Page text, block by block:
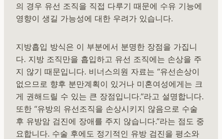
의 경우 유선 조직을 직접 다루기 때문에 수유 기능에
영향이 생길 가능성에 대한 우려가 있습니다.
지방흡입 방식은 이 부분에서 분명한 장점을 가집니
다. 지방 조직만을 흡입하고 유선 조직에는 손상을 주
지 않기 때문입니다. 비너스의원 자료는 “유선손상이
없으므로 향후 분만계획이 있거나 미혼여성에게는 크
게 권해드릴 수 있는 큰 장점입니다.”라고 설명합니다.
또한 “유방의 유선조직을 손상시키지 않음으로 수술
후 유방암 검진에 장애를 주지 않습니다.”라는 점도 중
요합니다. 수술 후에도 정기적인 유방 검진을 평소와